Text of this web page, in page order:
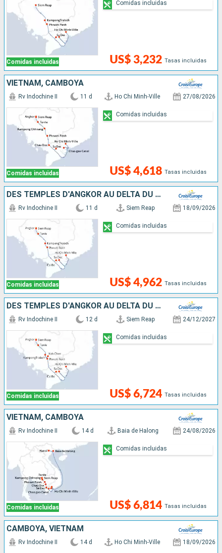
Comidas incluidas US$ 3,232 Tasas incluidas
Comidas incluidas
VIETNAM, CAMBOYA
Comidas incluidas
Rv Indochine II 11 d Ho Chi Minh-Ville 27/08/2026
US$ 4,618 Tasas incluidas
Comidas incluidas
DES TEMPLES D'ANGKOR AU DELTA DU MÉKONG
Comidas incluidas
Rv Indochine II 11 d Siem Reap 18/09/2026
US$ 4,962 Tasas incluidas
Comidas incluidas
DES TEMPLES D'ANGKOR AU DELTA DU MÉKONG, VIVEZ DES FÊTES DE FIN D'ANNÉES UNIQUES ET DÉPAYSANTES
Comidas incluidas
Rv Indochine II 12 d Siem Reap 24/12/2027
US$ 6,724 Tasas incluidas
Comidas incluidas
VIETNAM, CAMBOYA
Comidas incluidas
Rv Indochine II 14 d Baia de Halong 24/08/2026
US$ 6,814 Tasas incluidas
Comidas incluidas
CAMBOYA, VIETNAM
Rv Indochine II 14 d Ho Chi Minh-Ville 18/09/2026